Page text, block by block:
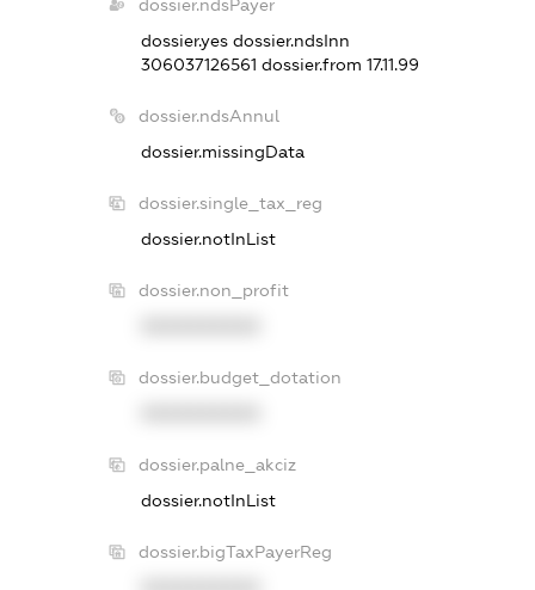
dossier.ndsPayer
dossier.yesdossier.ndsInn
306037126561dossier.from 17.11.99
dossier.ndsAnnul
dossier.missingData
dossier.single_tax_reg
dossier.notInList
dossier.non_profit
dossier.budget_dotation
dossier.palne_akciz
dossier.notInList
dossier.bigTaxPayerReg